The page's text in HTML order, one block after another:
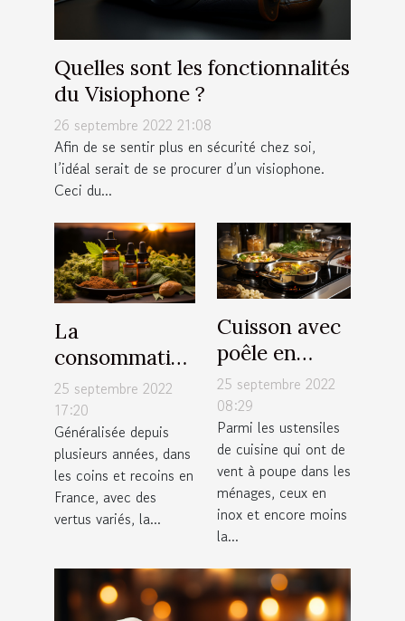
Quelles sont les fonctionnalités
du Visiophone ?
26 septembre 2022 21:08
Afin de se sentir plus en sécurité chez soi,
l’idéal serait de se procurer d’un visiophone.
Ceci du...
La
consommation
régulière du
CBD est -elle
bonne pour la
santé ?
25 septembre 2022
17:20
Généralisée depuis
plusieurs années, dans
les coins et recoins en
France, avec des
vertus variés, la...
Cuisson avec
poêle en
inox : Quelle
est la
température
maximale qui
convient ?
25 septembre 2022
08:29
Parmi les ustensiles
de cuisine qui ont de
vent à poupe dans les
ménages, ceux en
inox et encore moins
la...